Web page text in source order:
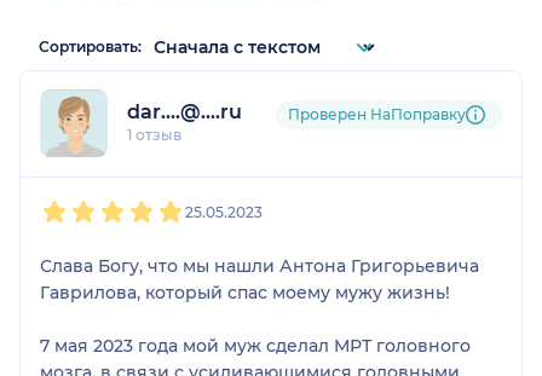
Сортировать:
dar....@....ru
1 отзыв
Проверен НаПоправку
25.05.2023
Слава Богу, что мы нашли Антона Григорьевича
Гаврилова, который спас моему мужу жизнь!
7 мая 2023 года мой муж сделал МРТ головного